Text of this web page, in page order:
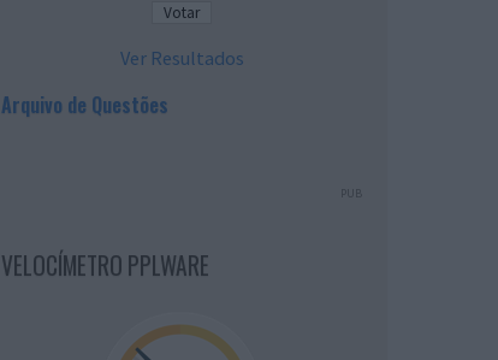
Ver Resultados
Arquivo de Questões
PUB
VELOCÍMETRO PPLWARE